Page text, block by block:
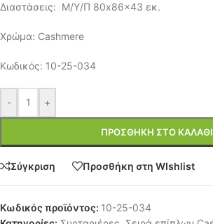
Διαστάσεις: Μ/Υ/Π 80x86x43 εκ.
Χρώμα: Cashmere
Κωδικός: 10-25-034
- +
ΠΡΟΣΘΉΚΗ ΣΤΟ ΚΑΛΆΘΙ
Σύγκριση Προσθήκη στη WIshlist
Κωδικός προϊόντος: 10-25-034